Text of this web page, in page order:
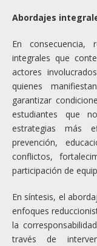
Abordajes
En consecuencia,
integrales que
actores
quienes
garantizar
estudiantes que
estrategias más
prevención,
conflictos,
participación de
En síntesis, el
enfoques
la
través de